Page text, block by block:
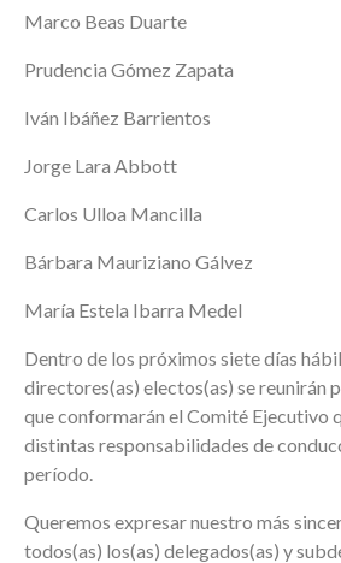
Marco Beas Duarte
Prudencia Gómez Zapata
Iván Ibáñez Barrientos
Jorge Lara Abbott
Carlos Ulloa Mancilla
Bárbara Mauriziano Gálvez
María Estela Ibarra Medel
Dentro de los próximos siete días
directores(as) electos(as) se reunirán
que conformarán el Comité Ejecutivo
distintas responsabilidades de
período.
Queremos expresar nuestro más
todos(as) los(as) delegados(as) y